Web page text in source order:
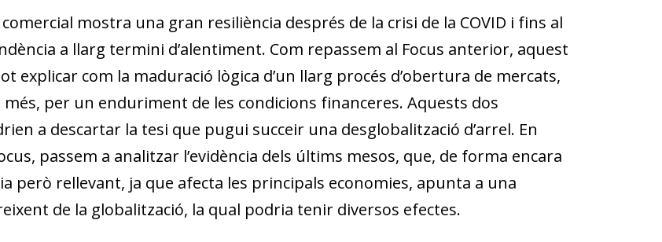
mostra una gran resiliència després de la crisi de la COVID i fins al
a llarg termini d’alentiment. Com repassem al Focus anterior, aquest
explicar com la maduració lògica d’un llarg procés d’obertura de mercats,
més, per un enduriment de les condicions financeres. Aquests dos
a descartar la tesi que pugui succeir una desglobalització d’arrel. En
passem a analitzar l’evidència dels últims mesos, que, de forma encara
però rellevant, ja que afecta les principals economies, apunta a una
de la globalització, la qual podria tenir diversos efectes.